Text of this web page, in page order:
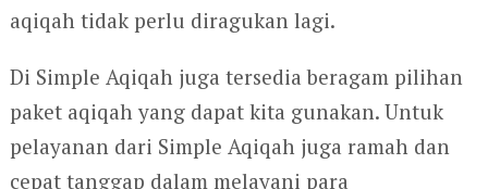
aqiqah tidak perlu diragukan lagi.
Di Simple Aqiqah juga tersedia beragam pilihan
paket aqiqah yang dapat kita gunakan. Untuk
pelayanan dari Simple Aqiqah juga ramah dan
cepat tanggap dalam melayani para